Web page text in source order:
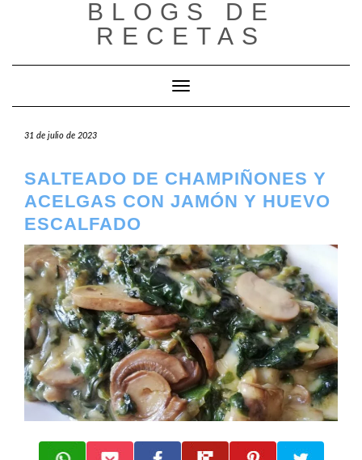
BLOGS DE
RECETAS
Cambiar modo de navegación
31 de julio de 2023
SALTEADO DE CHAMPIÑONES Y
ACELGAS CON JAMÓN Y HUEVO
ESCALFADO